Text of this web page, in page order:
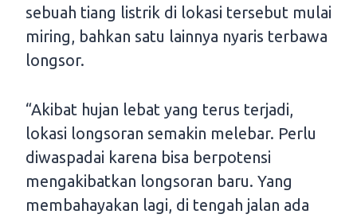
sebuah tiang listrik di lokasi tersebut mulai
miring, bahkan satu lainnya nyaris terbawa
longsor.
“Akibat hujan lebat yang terus terjadi,
lokasi longsoran semakin melebar. Perlu
diwaspadai karena bisa berpotensi
mengakibatkan longsoran baru. Yang
membahayakan lagi, di tengah jalan ada